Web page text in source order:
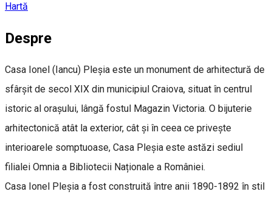
Hartă
Despre
Casa Ionel (Iancu) Pleșia este un monument de arhitectură de
sfârșit de secol XIX din municipiul Craiova, situat în centrul
istoric al orașului, lângă fostul Magazin Victoria. O bijuterie
arhitectonică atât la exterior, cât și în ceea ce privește
interioarele somptuoase, Casa Pleșia este astăzi sediul
filialei Omnia a Bibliotecii Naționale a României.
Casa Ionel Pleșia a fost construită între anii 1890-1892 în stil